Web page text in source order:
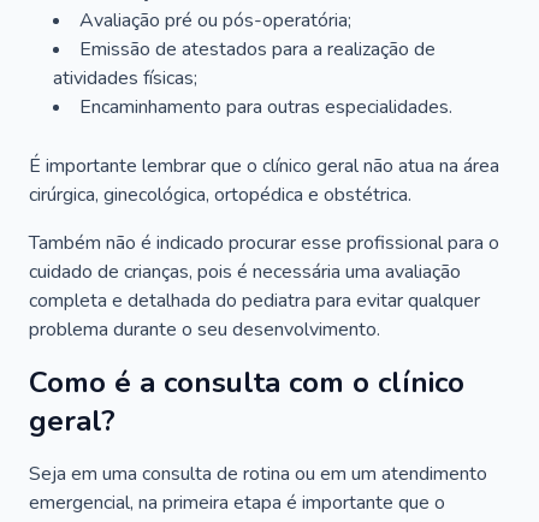
Avaliação pré ou pós-operatória;
Emissão de atestados para a realização de
atividades físicas;
Encaminhamento para outras especialidades.
É importante lembrar que o clínico geral não atua na área
cirúrgica, ginecológica, ortopédica e obstétrica.
Também não é indicado procurar esse profissional para o
cuidado de crianças, pois é necessária uma avaliação
completa e detalhada do pediatra para evitar qualquer
problema durante o seu desenvolvimento.
Como é a consulta com o clínico
geral?
Seja em uma consulta de rotina ou em um atendimento
emergencial, na primeira etapa é importante que o